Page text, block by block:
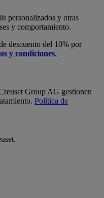
personalizados y otras
y comportamiento.
descuento del 10% por
y condiciones.
Group AG gestionen
Política de